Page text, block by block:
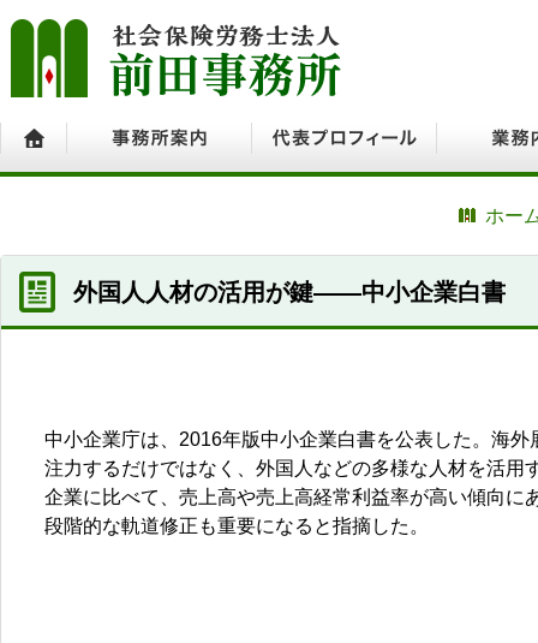
ホー
外国人人材の活用が鍵――中小企業白書
中小企業庁は、2016年版中小企業白書を公表した。海
注力するだけではなく、外国人などの多様な人材を活
企業に比べて、売上高や売上高経常利益率が高い傾向
段階的な軌道修正も重要になると指摘した。